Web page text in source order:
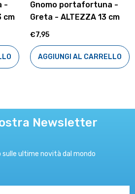
-
cm
Gnomo portafortuna -
Greta - ALTEZZA 13 cm
€7,95
AGGIUNGI AL CARRELLO
Newsletter
ultime novità dal mondo